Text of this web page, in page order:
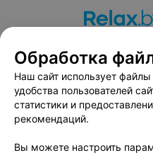
Вакансии
Публичный
Публичный договор
Обработка
Наш сайт использует
удобства пользователей
статистики и
рекомендаций.
Вы можете настроить